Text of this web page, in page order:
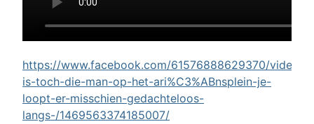
https://www.facebook.com/61576888629370/videos/
is-toch-die-man-op-het-ari%C3%ABnsplein-je-
loopt-er-misschien-gedachteloos-
langs-/1469563374185007/